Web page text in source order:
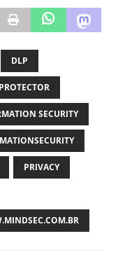
DLP
SECURITY
PRIVACY